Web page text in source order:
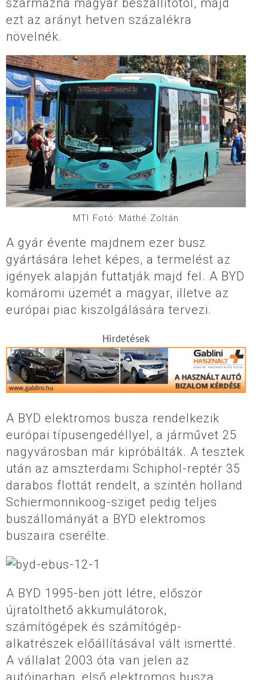
származna magyar beszállítótól, majd
ezt az arányt hetven százalékra
növelnék.
MTI Fotó: Máthé Zoltán
A gyár évente majdnem ezer busz
gyártására lehet képes, a termelést az
igények alapján futtatják majd fel. A BYD
komáromi üzemét a magyar, illetve az
európai piac kiszolgálására tervezi.
Hirdetések
A BYD elektromos busza rendelkezik
európai típusengedéllyel, a járművet 25
nagyvárosban már kipróbálták. A tesztek
után az amszterdami Schiphol-reptér 35
darabos flottát rendelt, a szintén holland
Schiermonnikoog-sziget pedig teljes
buszállományát a BYD elektromos
buszaira cserélte.
A BYD 1995-ben jött létre, először
újratölthető akkumulátorok,
számítógépek és számítógép-
alkatrészek előállításával vált ismertté.
A vállalat 2003 óta van jelen az